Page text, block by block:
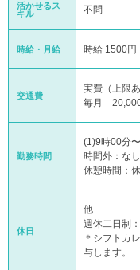
活かせるス
キル
不問
時給・月給 時給 1500円
交通費
実費（上限あ
毎月
勤務時間
(1)9時00分
時間外：なし
休憩時間：
休日
他
週休二日制
＊シフトカ
与します。